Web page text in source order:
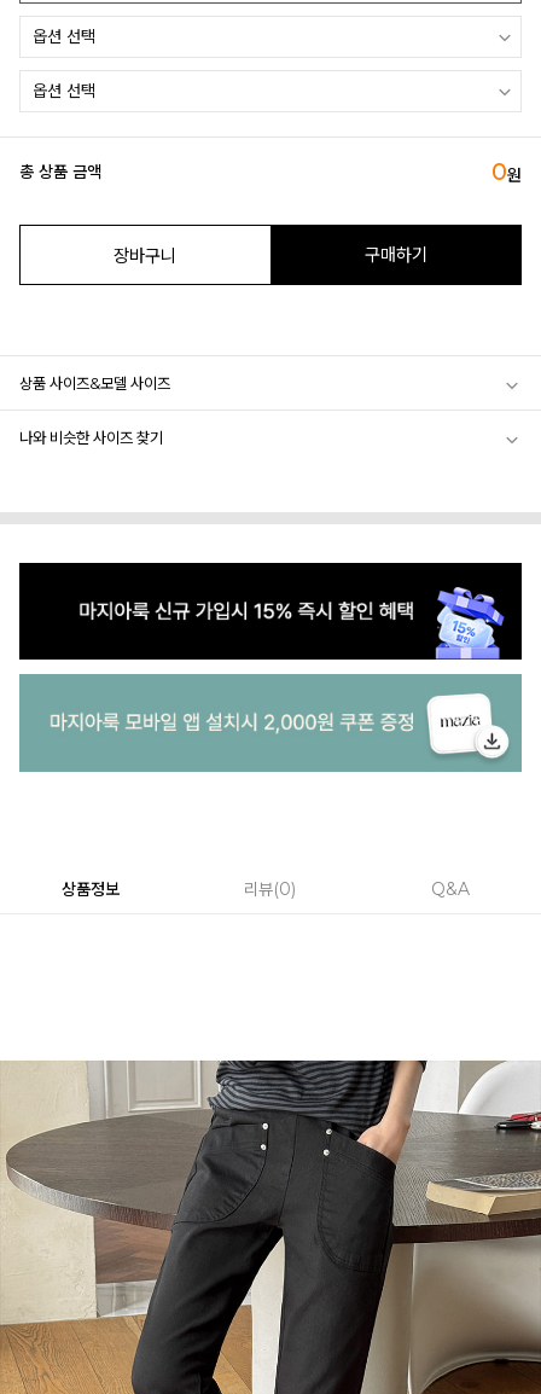
총 상품 금액 0원
장바구니 구매하기
상품 사이즈&모델 사이즈
나와 비슷한 사이즈 찾기
상품정보 리뷰 0 Q&A